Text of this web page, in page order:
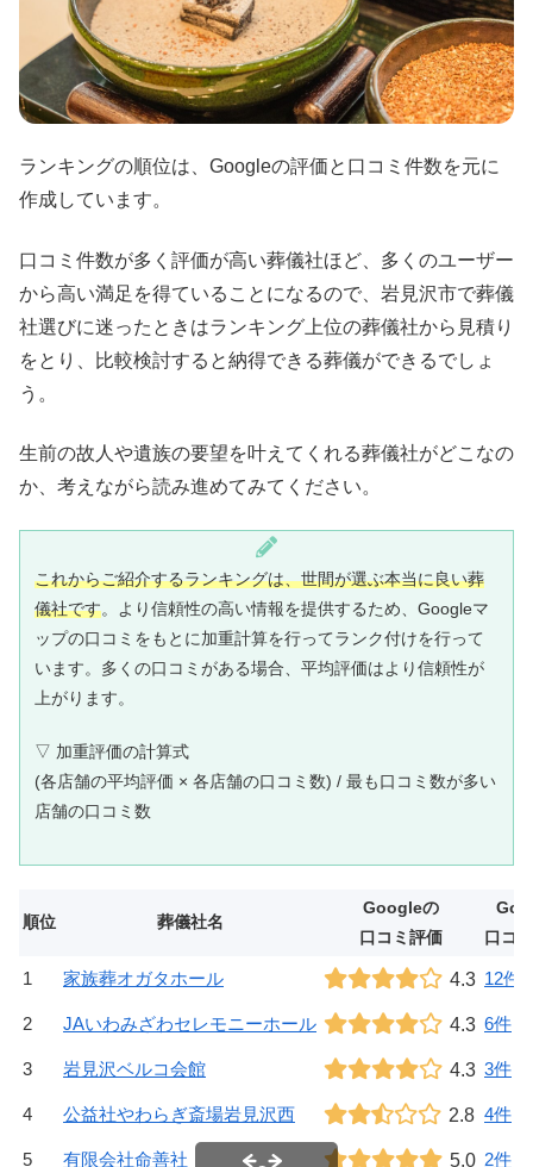
ランキングの順位は、Googleの評価と口コミ件数を元に
作成しています。
口コミ件数が多く評価が高い葬儀社ほど、多くのユーザー
から高い満足を得ていることになるので、岩見沢市で葬儀
社選びに迷ったときはランキング上位の葬儀社から見積り
をとり、比較検討すると納得できる葬儀ができるでしょ
う。
生前の故人や遺族の要望を叶えてくれる葬儀社がどこなの
か、考えながら読み進めてみてください。
これからご紹介するランキングは、世間が選ぶ本当に良い葬
儀社です。より信頼性の高い情報を提供するため、Googleマ
ップの口コミをもとに加重計算を行ってランク付けを行って
います。多くの口コミがある場合、平均評価はより信頼性が
上がります。
▽ 加重評価の計算式
(各店舗の平均評価 × 各店舗の口コミ数) / 最も口コミ数が多い
店舗の口コミ数
順位 葬儀社名
Googleの
口コミ評価
口コ
1 家族葬オガタホール 4.3 12件
2 JAいわみざわセレモニーホール 4.3 6件
3 岩見沢ベルコ会館 4.3 3件
4 公益社やわらぎ斎場岩見沢西 2.8 4件
5 有限会社命善社 5.0 2件